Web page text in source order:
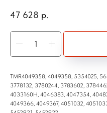
47 628 р.
TMR4049358, 4049358, 5354025,
3778132, 3780244, 3783602,
4033160H, 4046383, 4047354,
4049366, 4049367, 4051032,